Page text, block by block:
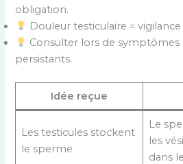
obligation.
Douleur testiculaire =
Consulter lors de symptômes
persistants.
Idée reçue
Les testicules stockent
le sperme
Le
les
dans